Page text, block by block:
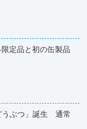
限定品と初の缶製品
うぶつ」誕生 通常